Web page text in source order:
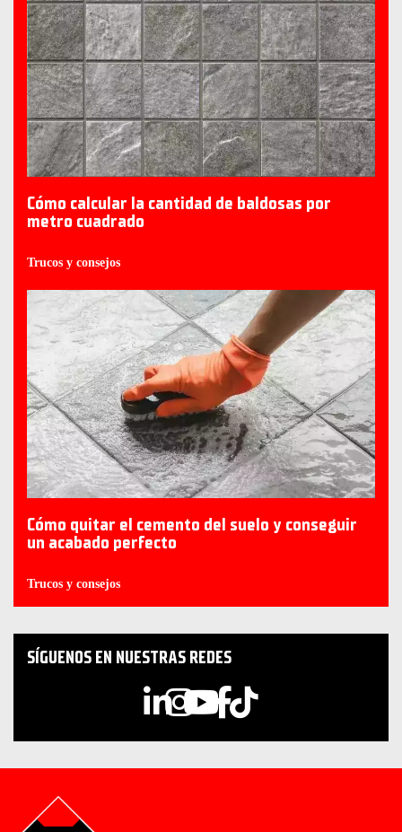
Cómo calcular la cantidad de baldosas por
metro cuadrado
Trucos y consejos
Cómo quitar el cemento del suelo y conseguir
un acabado perfecto
Trucos y consejos
SÍGUENOS EN NUESTRAS REDES